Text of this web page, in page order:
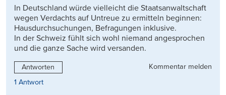
In Deutschland würde vielleicht die Staatsanwaltschaft
wegen Verdachts auf Untreue zu ermitteln beginnen:
Hausdurchsuchungen, Befragungen inklusive.
In der Schweiz fühlt sich wohl niemand angesprochen
und die ganze Sache wird versanden.
Antworten
Kommentar melden
1 Antwort